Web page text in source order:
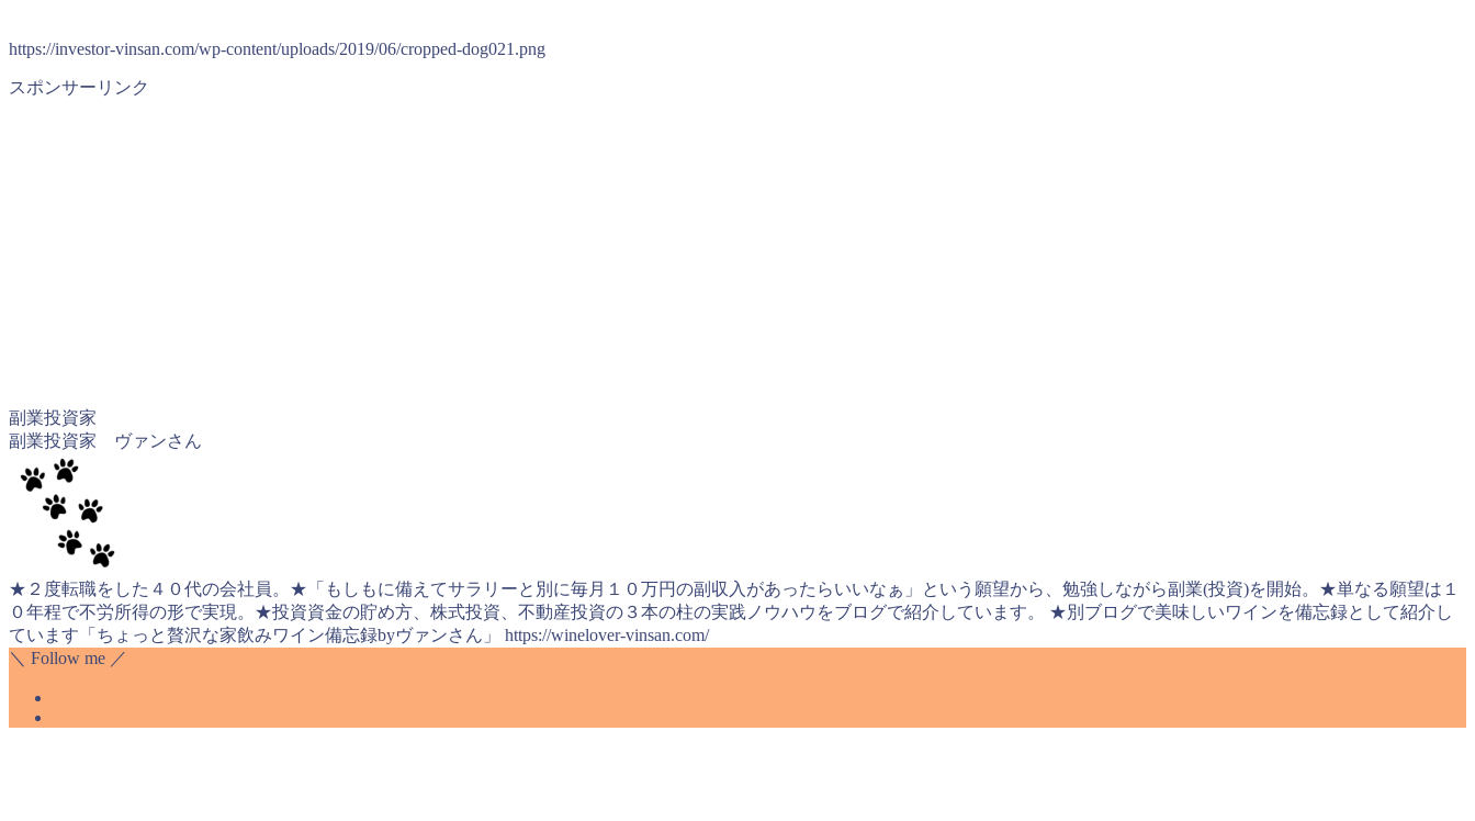
https://investor-vinsan.com/wp-content/uploads/2019/06/cropped-dog021.png
スポンサーリンク
副業投資家
副業投資家 ヴァンさん
★２度転職をした４０代の会社員。★「もしもに備えてサラリーと別に毎月１０万円の副収入があったらいいなぁ」という願望から、勉強しながら副業(投資)を開始。★単なる願望は１
０年程で不労所得の形で実現。★投資資金の貯め方、株式投資、不動産投資の３本の柱の実践ノウハウをブログで紹介しています。 ★別ブログで美味しいワインを備忘録として紹介し
ています「ちょっと贅沢な家飲みワイン備忘録byヴァンさん」 https://winelover-vinsan.com/
＼ Follow me ／